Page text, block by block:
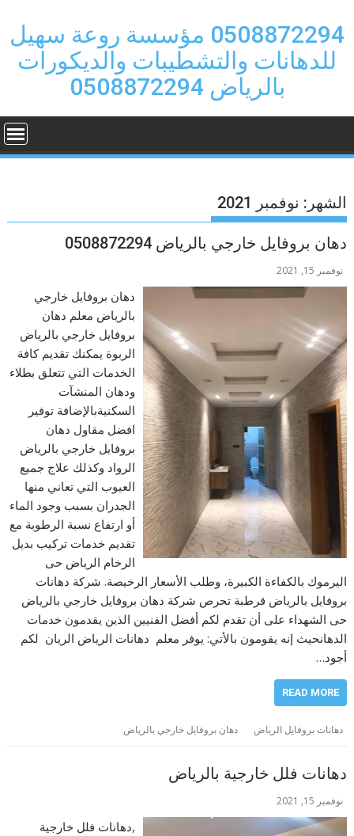
content
0508872294 مؤسسة روعة سهيل
للدهانات والتشطيبات والديكورات
بالرياض 0508872294
الشهر: نوفمبر 2021
دهان بروفايل خارجي بالرياض 0508872294
نوفمبر 15, 2021
دهان بروفايل خارجي
بالرياض معلم دهان
بروفايل خارجي بالرياض
الربوة يمكنك تقديم كافة
الخدمات التي تتعلق بطلاء
ودهان المنشآت
السكنيةبالإضافة توفير
افضل مقاول دهان
بروفايل خارجي بالرياض
الرواد وكذلك علاج جميع
العيوب التي تعاني منها
الجدران بسبب وجود الماء
أو ارتفاع نسبة الرطوبة مع
تقديم خدمات تركيب بديل
الرخام الرياض حى
اليرموك بالكفاءة الكبيرة، وطلب الأسعار الرخيصة. شركة دهانات
بروفايل بالرياض قرطبة تحرص شركة دهان بروفايل خارجي بالرياض
حى الشهداء على أن تقدم لكم أفضل الفنيين الذين يقدمون خدمات
الدهانحيث إنه يقومون بالأتي: يوفر معلم دهانات الرياض الريان لكم
أجود…
READ MORE
دهانات بروفايل الرياض دهان بروفايل خارجي بالرياض
دهانات فلل خارجية بالرياض
نوفمبر 15, 2021
,دهانات فلل خارجية